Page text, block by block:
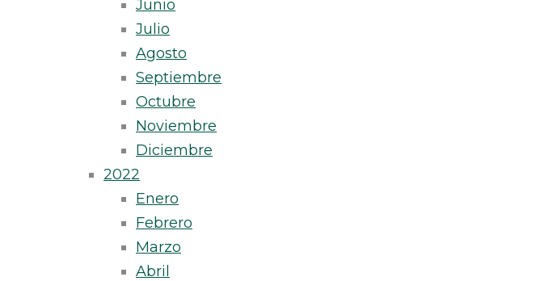
Junio
Julio
Agosto
Septiembre
Octubre
Noviembre
Diciembre
2022
Enero
Febrero
Marzo
Abril